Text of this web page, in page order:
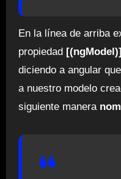
En la línea de arriba
propiedad [(ngModel)]
diciendo a angular
a nuestro modelo
siguiente manera